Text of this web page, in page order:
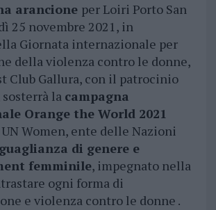
arancione per Loiri Porto San
25 novembre 2021, in
Giornata internazionale per
della violenza contro le donne,
Club Gallura, con il patrocinio
la campagna
Orange the World 2021
UN Women, ente delle Nazioni
guaglianza di genere e
femminile, impegnato nella
ogni forma di
e violenza contro le donne .